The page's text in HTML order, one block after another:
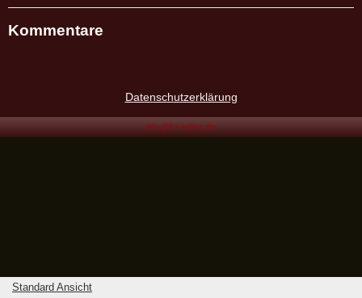
Kommentare
Datenschutzerklärung
info@frz-wbkc.de
Standard Ansicht